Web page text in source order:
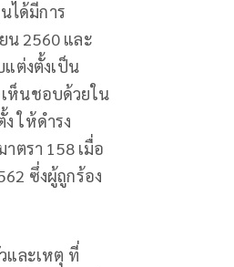
ได้มีการ
น 2560 และ
ต่งตั้งเป็น
ห็นชอบด้วยใน
ให้ดำรง
ตรา 158 เมื่อ
ซึ่งผู้ถูกร้อง
และเหตุ ที่